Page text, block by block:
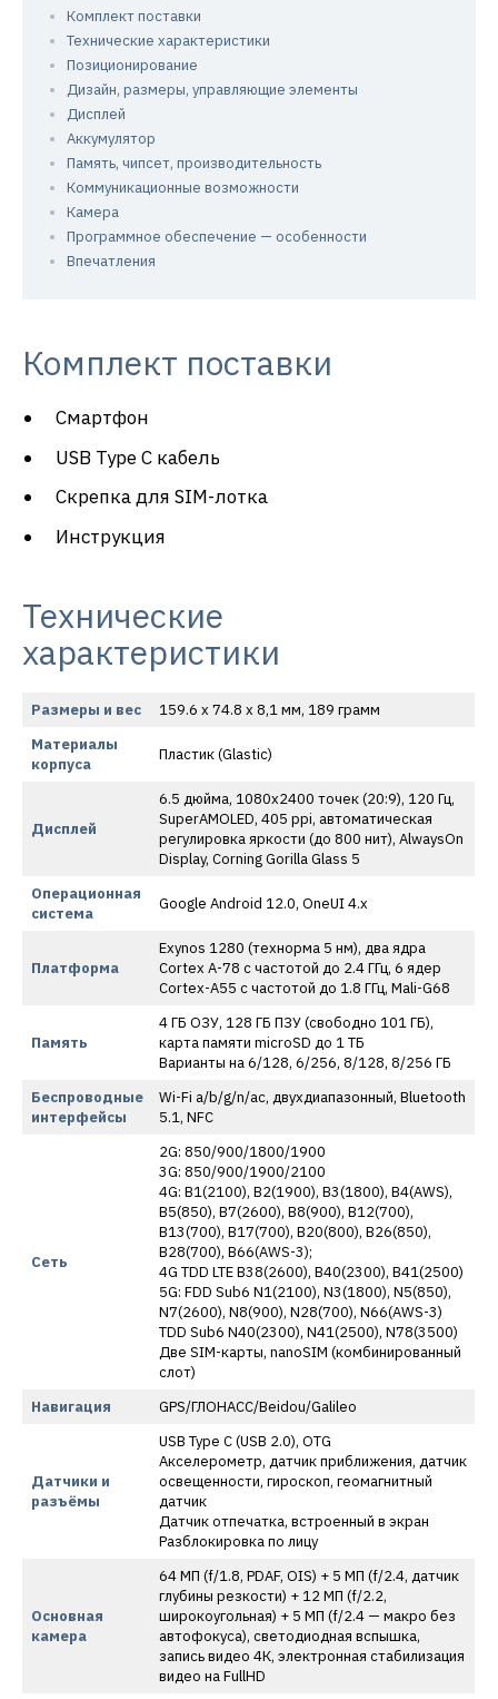
Комплект поставки
Технические характеристики
Позиционирование
Дизайн, размеры, управляющие элементы
Дисплей
Аккумулятор
Память, чипсет, производительность
Коммуникационные возможности
Камера
Программное обеспечение — особенности
Впечатления
Комплект поставки
Смартфон
USB Type C кабель
Скрепка для SIM-лотка
Инструкция
Технические
характеристики
Размеры и вес
159.6 x 74.8 x 8,1 мм, 189 грамм
Материалы
корпуса
Пластик (Glastic)
Дисплей
6.5 дюйма, 1080х2400 точек (20:9), 120 Гц,
SuperAMOLED, 405 ppi, автоматическая
регулировка яркости (до 800 нит), AlwaysOn
Display, Corning Gorilla Glass 5
Операционная
система
Google Android 12.0, OneUI 4.x
Платформа
Exynos 1280 (технорма 5 нм), два ядра
Cortex A-78 с частотой до 2.4 ГГц, 6 ядер
Cortex-A55 с частотой до 1.8 ГГц, Mali-G68
Память
4 ГБ ОЗУ, 128 ГБ ПЗУ (свободно 101 ГБ),
карта памяти microSD до 1 ТБ
Варианты на 6/128, 6/256, 8/128, 8/256 ГБ
Беспроводные
интерфейсы
Wi-Fi a/b/g/n/ac, двухдиапазонный, Bluetooth
5.1, NFC
Сеть
2G: 850/900/1800/1900
3G: 850/900/1900/2100
4G: B1(2100), B2(1900), B3(1800), B4(AWS),
B5(850), B7(2600), B8(900), B12(700),
B13(700), B17(700), B20(800), B26(850),
B28(700), B66(AWS-3);
4G TDD LTE B38(2600), B40(2300), B41(2500)
5G: FDD Sub6 N1(2100), N3(1800), N5(850),
N7(2600), N8(900), N28(700), N66(AWS-3)
TDD Sub6 N40(2300), N41(2500), N78(3500)
Две SIM-карты, nanoSIM (комбинированный
слот)
Навигация
GPS/ГЛОНАСС/Beidou/Galileo
Датчики и
разъёмы
USB Type C (USB 2.0), OTG
Акселерометр, датчик приближения, датчик
освещенности, гироскоп, геомагнитный
датчик
Датчик отпечатка, встроенный в экран
Разблокировка по лицу
Основная
камера
64 МП (f/1.8, PDAF, OIS) + 5 МП (f/2.4, датчик
глубины резкости) + 12 МП (f/2.2,
широкоугольная) + 5 МП (f/2.4 — макро без
автофокуса), светодиодная вспышка,
запись видео 4К, электронная стабилизация
видео на FullHD